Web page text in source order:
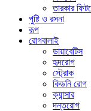
তারকার
পুষ্টি ও রসনা
রূপ
রোগবালাই
ডায়াবেটিস
হৃদরোগ
স্ট্রোক
কিডনি রোগ
ক্যান্সার
দন্তরোগ